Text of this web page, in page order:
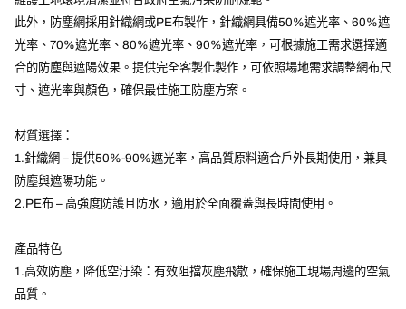
此外，防塵網採用針織網或PE布製作，針織網具備50%遮光率、60%遮
光率、70%遮光率、80%遮光率、90%遮光率，可根據施工需求選擇適
合的防塵與遮陽效果。提供完全客製化製作，可依照場地需求調整網布尺
寸、遮光率與顏色，確保最佳施工防塵方案。
材質選擇：
1.針織網 – 提供50%-90%遮光率，高品質原料適合戶外長期使用，兼具
防塵與遮陽功能。
2.PE布 – 高強度防護且防水，適用於全面覆蓋與長時間使用。
產品特色
1.高效防塵，降低空汙染：有效阻擋灰塵飛散，確保施工現場周邊的空氣
品質。